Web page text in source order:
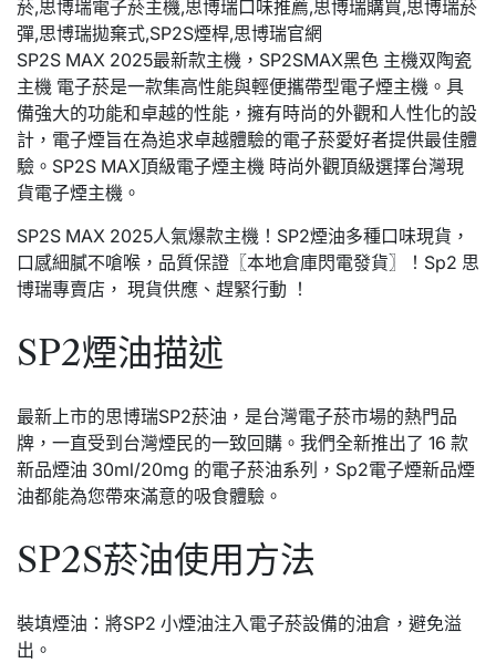
SP2S MAX 2025最新款主機，SP2SMAX黑色 主機双陶瓷
主機 電子菸是一款集高性能與輕便攜帶型電子煙主機。具
備強大的功能和卓越的性能，擁有時尚的外觀和人性化的設
計，電子煙旨在為追求卓越體驗的電子菸愛好者提供最佳體
驗。SP2S MAX頂級電子煙主機 時尚外觀頂級選擇台灣現
貨電子煙主機。
SP2S MAX 2025人氣爆款主機！SP2煙油多種口味現貨，
口感細膩不嗆喉，品質保證〖本地倉庫閃電發貨〗！Sp2 思
博瑞專賣店， 現貨供應、趕緊行動 ！
SP2煙油描述
最新上市的思博瑞SP2菸油，是台灣電子菸市場的熱門品
牌，一直受到台灣煙民的一致回購。我們全新推出了 16 款
新品煙油 30ml/20mg 的電子菸油系列，Sp2電子煙新品煙
油都能為您帶來滿意的吸食體驗。
SP2S菸油使用方法
裝填煙油：將SP2 小煙油注入電子菸設備的油倉，避免溢
出。